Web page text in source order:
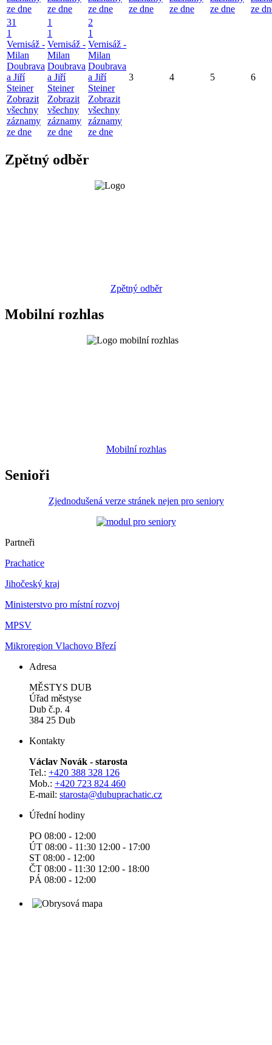
ze dne
ze dne
ze dne
ze dne
ze dne
ze dne
ze
31
1
Vernisáž -
Milan
Doubrava
a Jiří
Steiner
Zobrazit
všechny
záznamy
ze dne
1
1
Vernisáž -
Milan
Doubrava
a Jiří
Steiner
Zobrazit
všechny
záznamy
ze dne
2
1
Vernisáž -
Milan
Doubrava
a Jiří
Steiner
Zobrazit
všechny
záznamy
ze dne
3 4 5 6
Zpětný odběr
Zpětný odběr
Mobilní rozhlas
Mobilní rozhlas
Senioři
Zjednodušená verze stránek nejen pro seniory
Partneři
Prachatice
Jihočeský kraj
Ministerstvo pro místní rozvoj
MPSV
Mikroregion Vlachovo Březí
Adresa
MĚSTYS DUB
Úřad městyse
Dub č.p. 4
384 25 Dub
Kontakty
Václav Novák - starosta
Tel.: +420 388 328 126
Mob.: +420 723 824 460
E-mail: starosta@dubuprachatic.cz
Úřední hodiny
PO 08:00 - 12:00
ÚT 08:00 - 11:30 12:00 - 17:00
ST 08:00 - 12:00
ČT 08:00 - 11:30 12:00 - 18:00
PÁ 08:00 - 12:00